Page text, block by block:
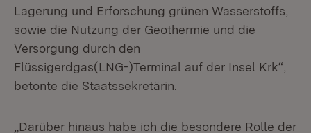
Lagerung und Erforschung grünen Wasserstoffs,
sowie die Nutzung der Geothermie und die
Versorgung durch den
Flüssigerdgas(LNG-)Terminal auf der Insel Krk“,
betonte die Staatssekretärin.
„Darüber hinaus habe ich die besondere Rolle der